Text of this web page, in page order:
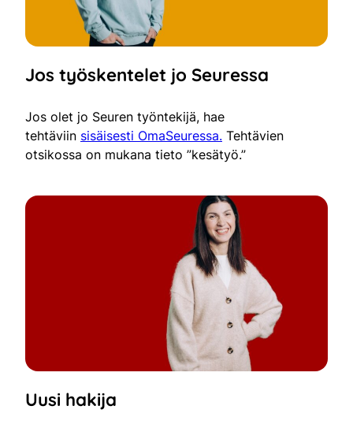
Jos työskentelet jo Seuressa
Jos olet jo Seuren työntekijä, hae
tehtäviin sisäisesti OmaSeuressa. Tehtävien
otsikossa on mukana tieto ”kesätyö.”
Uusi hakija